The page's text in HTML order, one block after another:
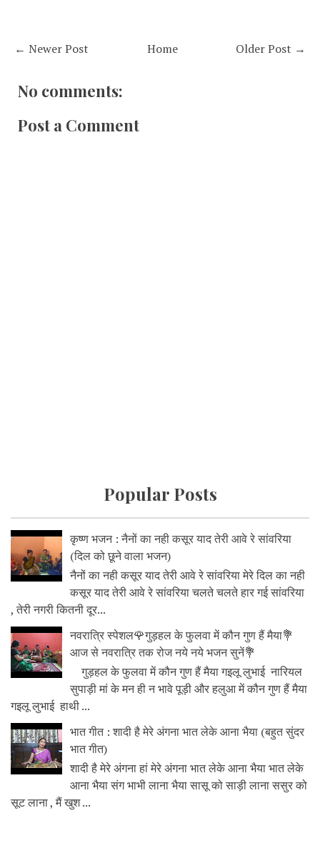
← Newer Post Older Post →
Home
No comments:
Post a Comment
Popular Posts
कृष्ण भजन : नैनों का नही कसूर याद तेरी आवे रे सांवरिया
(दिल को छूने वाला भजन)
नैनों का नही कसूर याद तेरी आवे रे सांवरिया मेरे दिल का नही
कसूर याद तेरी आवे रे सांवरिया चलते चलते हार गई सांवरिया
, तेरी नगरी कितनी दूर...
नवरात्रि स्पेशल🌹गुड़हल के फुलवा में कौन गुण हैं मैया💐
आज से नवरात्रि तक रोज नये नये भजन सुनें💐
गुड़हल के फुलवा में कौन गुण हैं मैया गइलू लुभाई नारियल
सुपाड़ी मां के मन ही न भावे पूड़ी और हलुआ में कौन गुण हैं मैया
गइलू लुभाई हाथी ...
भात गीत : शादी है मेरे अंगना भात लेके आना भैया (बहुत सुंदर
भात गीत)
शादी है मेरे अंगना हां मेरे अंगना भात लेके आना भैया भात लेके
आना भैया संग भाभी लाना भैया सासू को साड़ी लाना ससुर को
सूट लाना , मैं खुश ...